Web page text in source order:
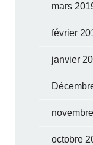
mars
février
janvier
octobre